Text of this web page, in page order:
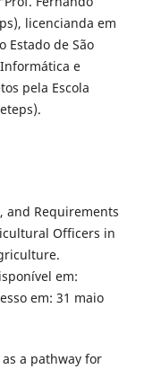
licencianda em
Estado de São
e
pela Escola
and Requirements
Officers in
em:
em: 31 maio
a pathway for